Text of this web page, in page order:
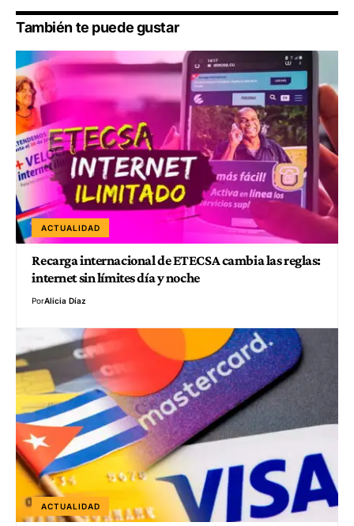
También te puede gustar
ACTUALIDAD
Recarga internacional de ETECSA cambia las reglas:
internet sin límites día y noche
PorAlicia Díaz
ACTUALIDAD